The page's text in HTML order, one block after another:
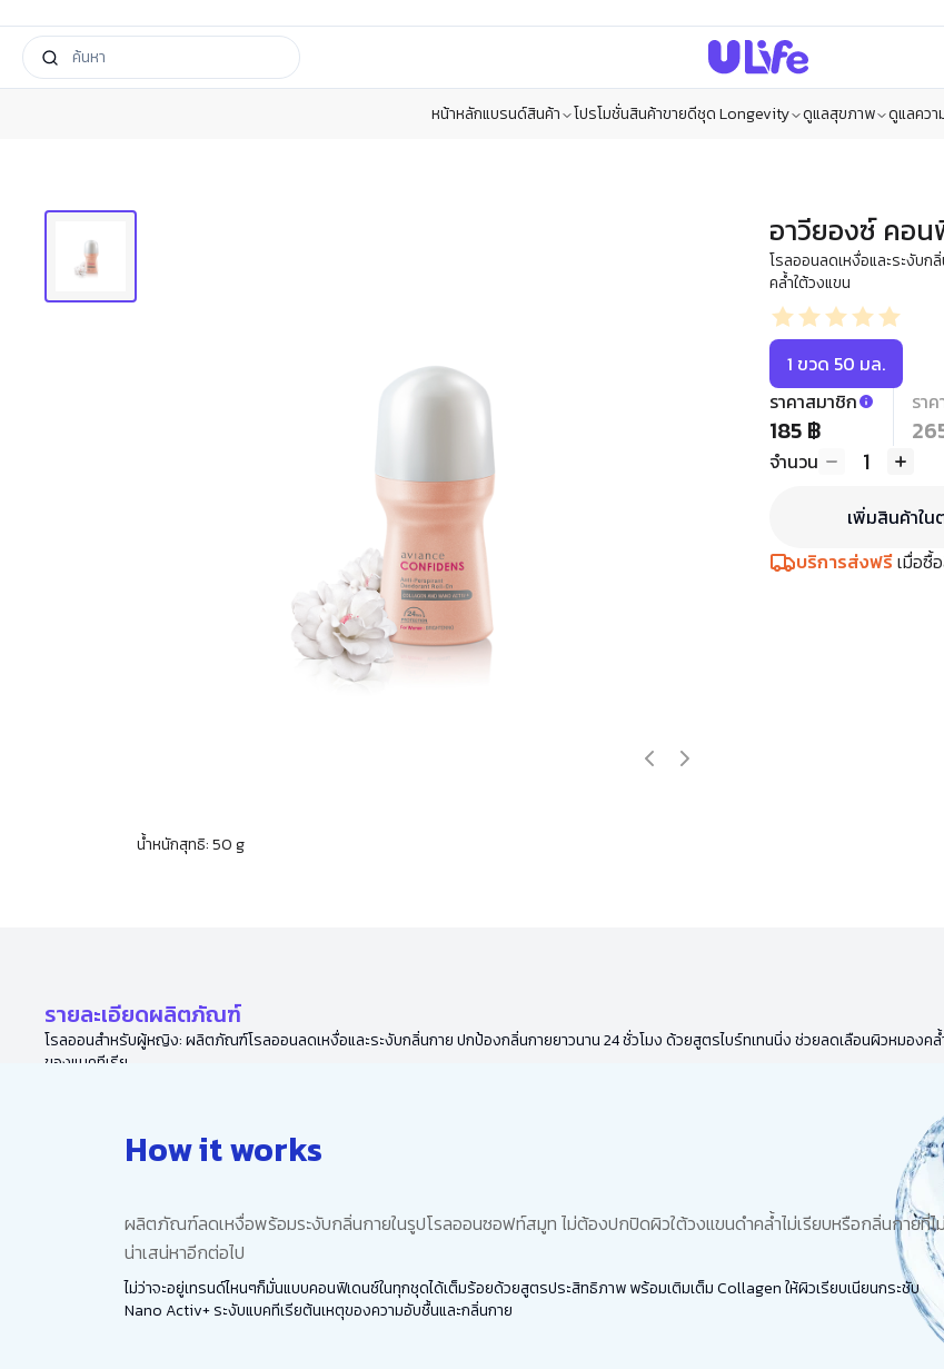
หน้าหลักแบรนด์สินค้า โปรโมชั่นสินค้าขายดีชุด Longevity ดูแลสุขภาพ ดูแลควา
น้ำหนักสุทธิ: 50 g
อาวียองซ์ คอ
โรลออนลดเหงื่อและระงับก
คล้ำใต้วงแขน
1 ขวด 50 มล.
ราคาสมาชิก
185 ฿
รา
จำนวน 1
เพิ่มสินค้าใน
บริการส่งฟรีเมื่อซื้
รายละเอียดผลิตภัณฑ์
โรลออนสำหรับผู้หญิง: ผลิตภัณฑ์โรลออนลดเหงื่อและระงับกลิ่นกาย ปกป้องกลิ่นกายยาวนาน 24 ชั่วโมง ด้วยสูตรไบร์ทเทนนิ่ง ช่วยลดเลือนผิวหมองค
ของแบคทีเรีย
How it works
ผลิตภัณฑ์ลดเหงื่อพร้อมระงับกลิ่นกายในรูปโรลออนซอฟท์สมูท ไม่ต้องปกปิดผิวใต้วงแขนดำคล้ำไม่เรียบหรือกลิ่นกายที่ไม่
น่าเสน่หาอีกต่อไป
ไม่ว่าจะอยู่เทรนด์ไหนๆก็มั่นแบบคอนฟิเดนซ์ในทุกชุดได้เต็มร้อยด้วยสูตรประสิทธิภาพ พร้อมเติมเต็ม Collagen ให้ผิวเรียบเนียนกระชับ
Nano Activ+ ระงับแบคทีเรียต้นเหตุของความอับชื้นและกลิ่นกาย